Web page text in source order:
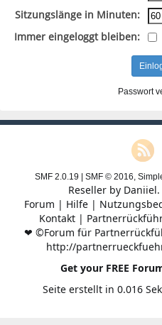
Sitzungslänge in Minuten:
Immer eingeloggt bleiben:
Passwort
SMF 2.0.19 SMF © 2016,
Reseller by Daniiel
Forum | Hilfe|
Kontakt |
❤ ©Forum für
http://
Get your FREE
Seite erstellt in 0.016